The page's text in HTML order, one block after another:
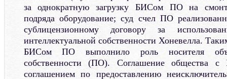
за однократную загрузку БИСом ПО на
подряда оборудование; суд счел ПО
сублицензионному договору за
интеллектуальной собственности Хоневелла.
БИСом ПО выполнило роль носителя
собственности (ПО). Соглашение общества
соглашением по предоставлению